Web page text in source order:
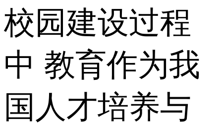
校园建设过程
中 教育作为我
国人才培养与